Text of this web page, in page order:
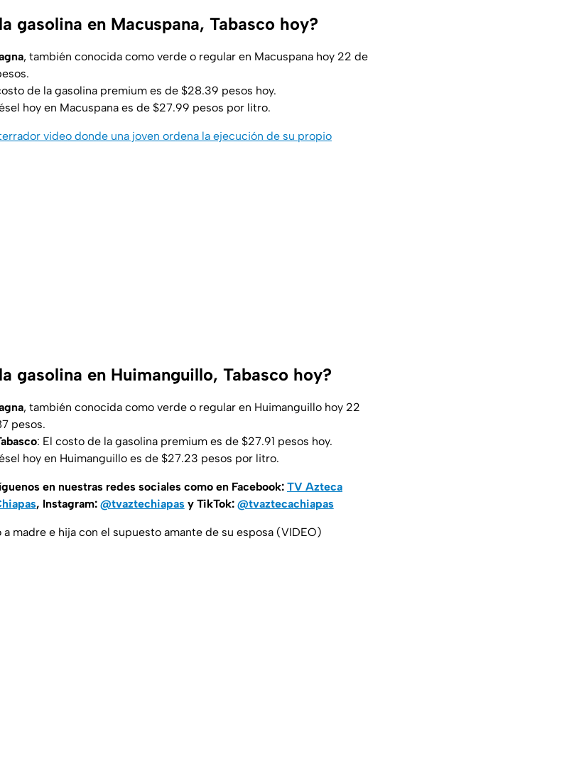
gasolina en Macuspana, Tabasco hoy?
, también conocida como verde o regular en Macuspana hoy 22 de
de la gasolina premium es de $28.39 pesos hoy.
hoy en Macuspana es de $27.99 pesos por litro.
video donde una joven ordena la ejecución de su propio
gasolina en Huimanguillo, Tabasco hoy?
, también conocida como verde o regular en Huimanguillo hoy 22
pesos.
: El costo de la gasolina premium es de $27.91 pesos hoy.
hoy en Huimanguillo es de $27.23 pesos por litro.
en nuestras redes sociales como en Facebook: TV Azteca
, Instagram: @tvaztechiapasy TikTok: @tvaztecachiapas
madre e hija con el supuesto amante de su esposa (VIDEO)